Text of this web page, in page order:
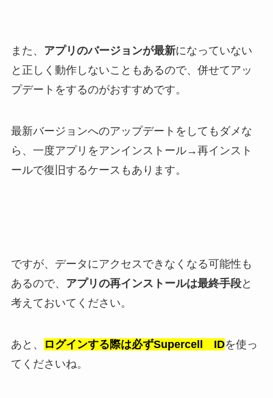
また、 アプリのバージョンが最新になっていない
と正しく動作しないこともあるので、併せてアッ
プデートをするのがおすすめです。
最新バージョンへのアップデートをしてもダメな
ら、一度アプリをアンインストール→再インスト
ールで復旧するケースもあります。
ですが、データにアクセスできなくなる可能性も
あるので、 アプリの再インストールは最終手段と
考えておいてください。
あと、 ログインする際は必ずSupercell IDを使っ
てくださいね。